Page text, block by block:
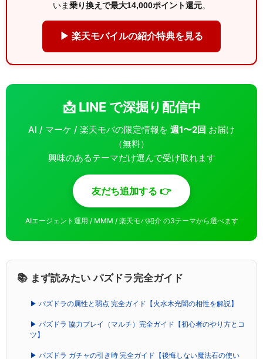
いま乗り換えで最大14,000ポイント還元。
▶ 楽天モバイルの紹介特典を見る
📩 LINE で深掘り配信中
AI / マーケ / 楽天モバの限定情報を 週1〜2回 お届け
（無料）
興味のあるテーマだけ選んで受け取れます
友だち追加する 👉
AIエージェント運用 / MMM / 楽天モバ紹介 の3テーマから選べます
📚 まず読みたい パズドラ完全ガイド
▶ パズドラの属性と弱点 完全ガイド【火水木光闇の相性を解説】
▶ パズドラ 協力プレイ（マルチ）完全ガイド【初心者のやり方とコ
ツ】
▶ パズドラ ガチャの引き時 完全ガイド【後悔しない魔法石の使い